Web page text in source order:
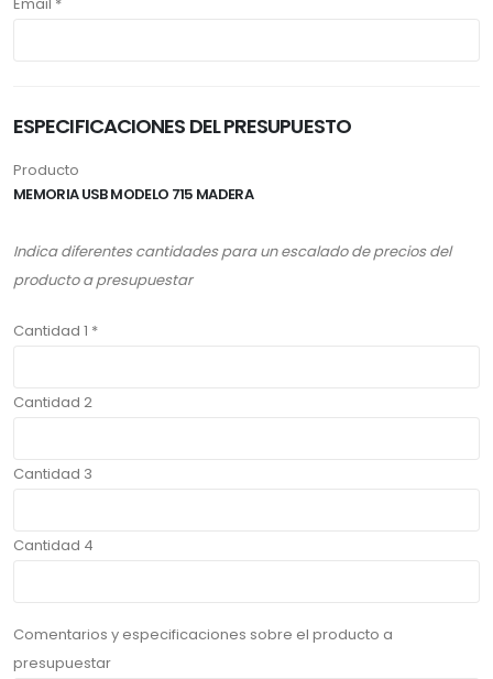
ESPECIFICACIONES DEL PRESUPUESTO
Producto
MEMORIA USB MODELO 715 MADERA
Indica diferentes cantidades para un escalado de precios del
producto a presupuestar
Cantidad 1 *
Cantidad 2
Cantidad 3
Cantidad 4
Comentarios y especificaciones sobre el producto a
presupuestar